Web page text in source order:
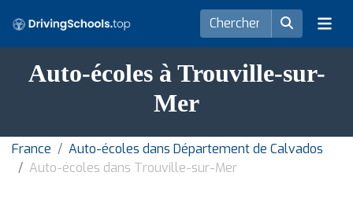
Auto-écoles à Trouville-sur-
Mer
France
Auto-écoles dans Département de Calvados
Auto-écoles dans Trouville-sur-Mer